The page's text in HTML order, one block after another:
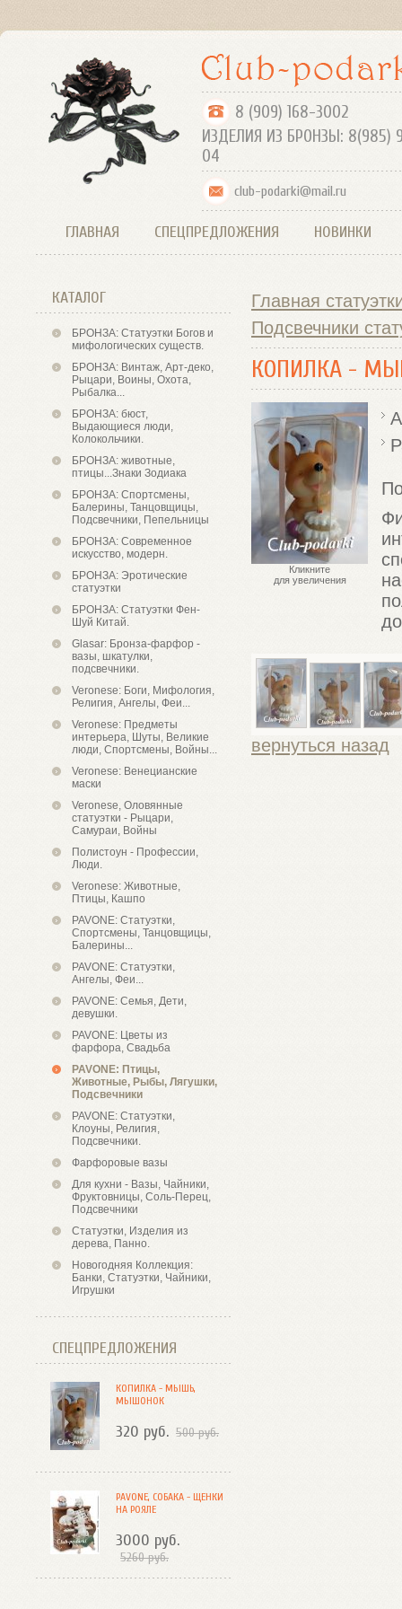
8 (909) 168-
ИЗДЕЛИЯ ИЗ БРОНЗЫ: 8(985)
04
club-podarki@mail.ru
ГЛАВНАЯ СПЕЦПРЕДЛОЖЕНИЯ НОВИНКИ
КАТАЛОГ
БРОНЗА: Статуэтки Богов и
мифологических существ.
БРОНЗА: Винтаж, Арт-деко,
Рыцари, Воины, Охота,
Рыбалка...
БРОНЗА: бюст,
Выдающиеся люди,
Колокольчики.
БРОНЗА: животные,
птицы...Знаки Зодиака
БРОНЗА: Спортсмены,
Балерины, Танцовщицы,
Подсвечники, Пепельницы
БРОНЗА: Современное
искусство, модерн.
БРОНЗА: Эротические
статуэтки
БРОНЗА: Статуэтки Фен-
Шуй Китай.
Glasar: Бронза-фарфор -
вазы, шкатулки,
подсвечники.
Veronese: Боги, Мифология,
Религия, Ангелы, Феи...
Veronese: Предметы
интерьера, Шуты, Великие
люди, Спортсмены, Войны...
Veronese: Венецианские
маски
Veronese, Оловянные
статуэтки - Рыцари,
Самураи, Войны
Полистоун - Профессии,
Люди.
Veronese: Животные,
Птицы, Кашпо
PAVONE: Статуэтки,
Спортсмены, Танцовщицы,
Балерины...
PAVONE: Статуэтки,
Ангелы, Феи...
PAVONE: Семья, Дети,
девушки.
PAVONE: Цветы из
фарфора, Свадьба
PAVONE: Птицы,
Животные, Рыбы, Лягушки,
Подсвечники
PAVONE: Статуэтки,
Клоуны, Религия,
Подсвечники.
Фарфоровые вазы
Для кухни - Вазы, Чайники,
Фруктовницы, Соль-Перец,
Подсвечники
Статуэтки, Изделия из
дерева, Панно.
Новогодняя Коллекция:
Банки, Статуэтки, Чайники,
Игрушки
СПЕЦПРЕДЛОЖЕНИЯ
КОПИЛКА - МЫШЬ,
МЫШОНОК
320 руб. 500 руб.
PAVONE, СОБАКА - ЩЕНКИ
НА РОЯЛЕ
3000 руб.
5260 руб.
Главная
Подсвечники
КОПИЛКА -
Кликните
для увеличения
вернуться назад